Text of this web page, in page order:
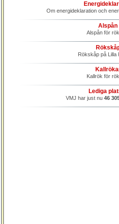
Om energideklaration och
Alspån
Alspån för
Rökskåp på Lilla
Kallrök för
Lediga
VMJ har just nu46